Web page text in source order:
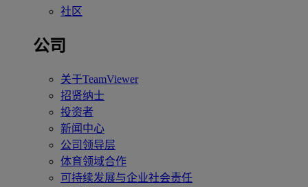
社区
公司
关于TeamViewer
招贤纳士
投资者
新闻中心
公司领导层
体育领域合作
可持续发展与企业社会责任